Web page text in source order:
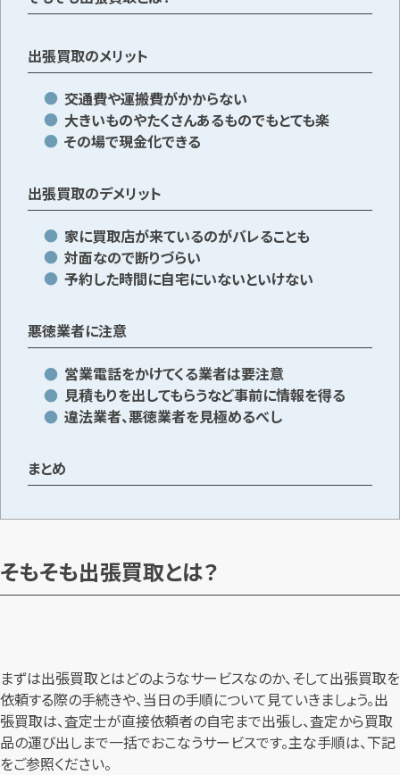
最短1分！今すぐ査定金額をお伝えいたします
【総合受付】24時間・年中無休(年末年始除く)
出張買取のメリット
交通費や運搬費がかからない
大きいものやたくさんあるものでもとても楽
その場で現金化できる
出張買取のデメリット
家に買取店が来ているのがバレることも
対面なので断りづらい
予約した時間に自宅にいないといけない
悪徳業者に注意
営業電話をかけてくる業者は要注意
見積もりを出してもらうなど事前に情報を得る
違法業者、悪徳業者を見極めるべし
まとめ
そもそも出張買取とは？
まずは出張買取とはどのようなサービスなのか、そして出張買取を
依頼する際の手続きや、当日の手順について見ていきましょう。出
張買取は、査定士が直接依頼者の自宅まで出張し、査定から買取
品の運び出しまで一括でおこなうサービスです。主な手順は、下記
をご参照ください。